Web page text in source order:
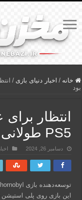
خانه / اخبار دنیای بازی /
بود
PS5 طولانی خواهد بود
دسامبر 26, 2024
این بازی روی پلی استیشن 5